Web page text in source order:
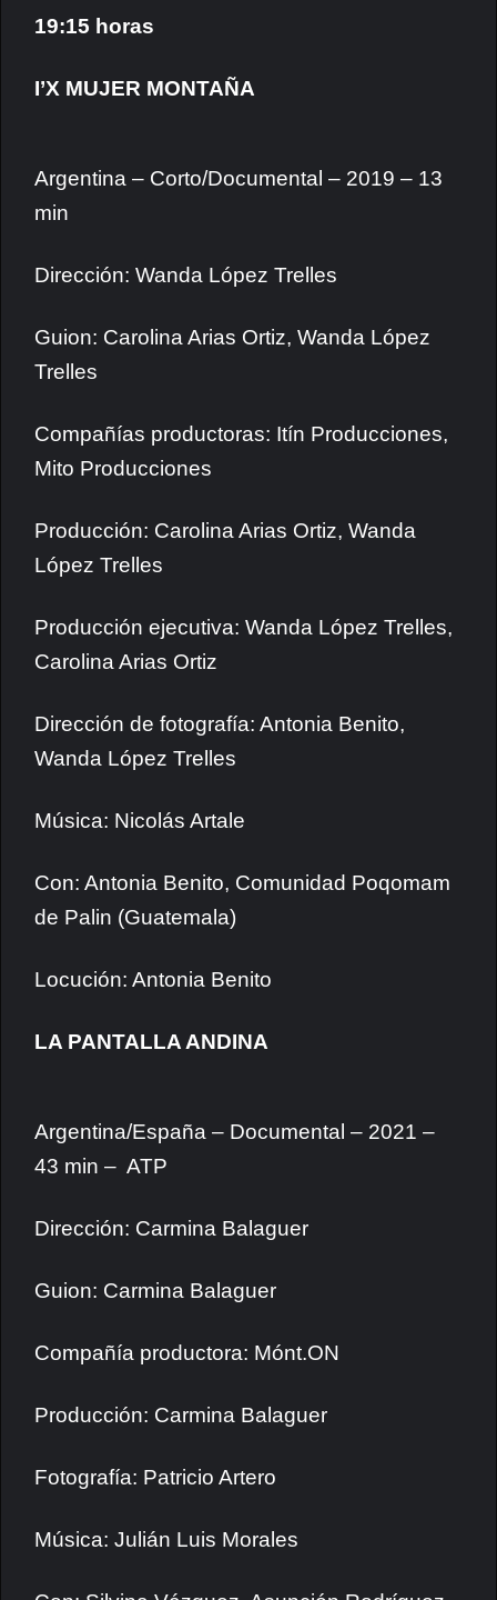
19:15 horas
I’X MUJER MONTAÑA
Argentina – Corto/Documental – 2019 – 13
min
Dirección: Wanda López Trelles
Guion: Carolina Arias Ortiz, Wanda López
Trelles
Compañías productoras: Itín Producciones,
Mito Producciones
Producción: Carolina Arias Ortiz, Wanda
López Trelles
Producción ejecutiva: Wanda López Trelles,
Carolina Arias Ortiz
Dirección de fotografía: Antonia Benito,
Wanda López Trelles
Música: Nicolás Artale
Con: Antonia Benito, Comunidad Poqomam
de Palin (Guatemala)
Locución: Antonia Benito
LA PANTALLA ANDINA
Argentina/España – Documental – 2021 –
43 min – ATP
Dirección: Carmina Balaguer
Guion: Carmina Balaguer
Compañía productora: Mónt.ON
Producción: Carmina Balaguer
Fotografía: Patricio Artero
Música: Julián Luis Morales